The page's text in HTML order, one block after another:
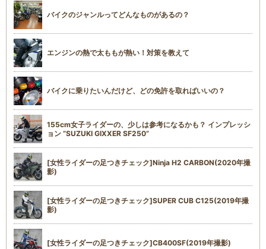
バイクのジャンルってどんなものがあるの？
エンジンの熱で太ももが熱い！対策を教えて
バイクに乗りたいんだけど、どの免許を取ればいいの？
155cm女子ライダーの、少しは参考になるかも？ インプレッシ
ョン “SUZUKI GIXXER SF250”
[女性ライダーの足つきチェック]Ninja H2 CARBON(2020年撮
影)
[女性ライダーの足つきチェック]SUPER CUB C125(2019年撮
影)
[女性ライダーの足つきチェック]CB400SF(2019年撮影)